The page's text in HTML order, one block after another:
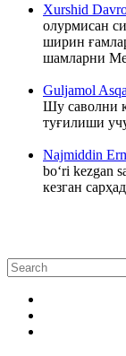
Xurshid
олурмисан
ширин
шамларни
Guljamol
Шу саволни
туғилиши
Najmiddin
bo‘ri kezgan
кезган